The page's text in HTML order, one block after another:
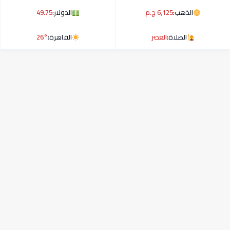
الذهب:6,125 ج.م الدولار:49.75
الصلاة:العصر القاهرة:26°